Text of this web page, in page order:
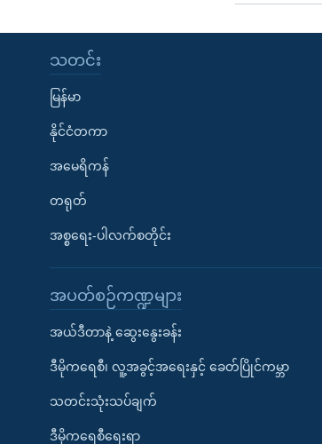
သတင်း
မြန်မာ
နိုင်ငံတကာ
အမေရိကန်
တရုတ်
အစ္စရေး-ပါလက်စတိုင်း
အပတ်စဉ်ကဏ္ဍများ
အယ်ဒီတာနဲ့ ဆွေးနွေးခန်း
ဒီမိုကရေစီ၊ လူ့အခွင့်အရေးနှင့် ခေတ်ပြိုင်ကမ္ဘာ
သတင်းသုံးသပ်ချက်
ဒီမိုကရေစီရေးရာ